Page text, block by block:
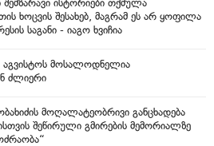
შემზარავი ისტორიები თქმულა
ხოცვის შესახებ, მაგრამ ეს არ ყოფილა
საგანი - იაგო ხვიჩია
მოსალოდნელია
ძლიერი
მოღალატეობრივი განცხადება
შეწირული გმირების მემორიალზე